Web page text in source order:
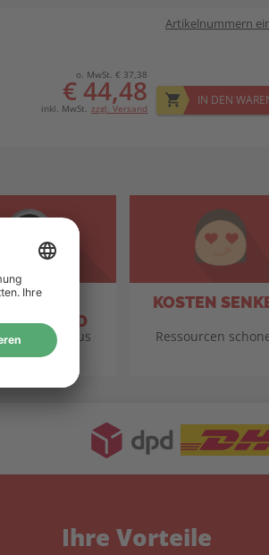
Artikelnummern
o. MwSt. € 37,38
€ 44,48
inkl. MwSt. zzgl. Versand
IN DEN
Qualität aus
KOSTEN
Ressourcen
Ihre Vorteile